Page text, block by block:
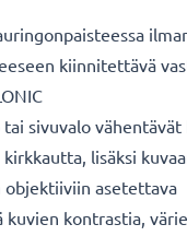
kiinnitettävä
sivuvalo vähentävät
lisäksi
objektiiviin asetettava
kuvien kontrastia,